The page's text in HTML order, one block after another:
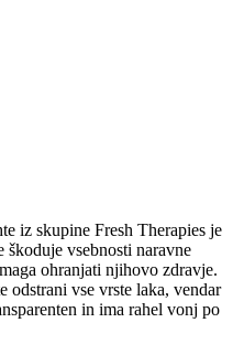
iz skupine Fresh Therapies je
škoduje vsebnosti naravne
ohranjati njihovo zdravje.
odstrani vse vrste laka, vendar
in ima rahel vonj po